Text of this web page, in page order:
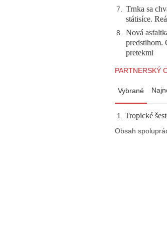
7. Trnka sa
státisíce.
8. Nová
predstihom.
pretekmi
PARTNERSKÝ
Vybrané
Tropické
Obsah